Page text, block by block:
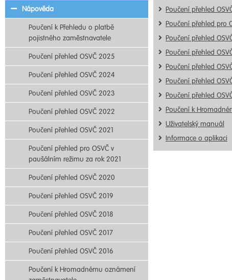
Poučení přehled
Poučení přehled pro
Poučení přehled
Poučení přehled
Poučení přehled
Poučení přehled
Poučení přehled
Poučení k
Uživatelský manuál
Informace o aplikaci
Nápověda
Poučení k Přehledu o platbě
pojistného zaměstnavatele
Poučení přehled OSVČ 2025
Poučení přehled OSVČ 2024
Poučení přehled OSVČ 2023
Poučení přehled OSVČ 2022
Poučení přehled OSVČ 2021
Poučení přehled pro OSVČ v
paušálním režimu za rok 2021
Poučení přehled OSVČ 2020
Poučení přehled OSVČ 2019
Poučení přehled OSVČ 2018
Poučení přehled OSVČ 2017
Poučení přehled OSVČ 2016
Poučení k Hromadnému oznámení